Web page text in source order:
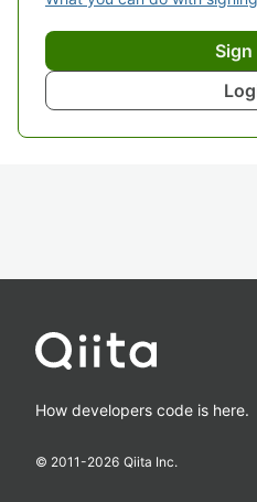
How developers code is here.
© 2011-2026 Qiita Inc.